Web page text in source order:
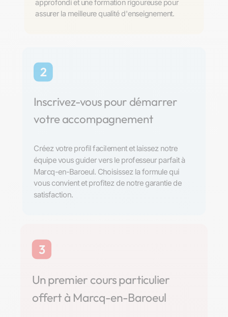
approfondi et une formation rigoureuse pour
assurer la meilleure qualité d'enseignement.
2
Inscrivez-vous pour démarrer
votre accompagnement
Créez votre profil facilement et laissez notre
équipe vous guider vers le professeur parfait à
Marcq-en-Baroeul. Choisissez la formule qui
vous convient et profitez de notre garantie de
satisfaction.
3
Un premier cours particulier
offert à Marcq-en-Baroeul